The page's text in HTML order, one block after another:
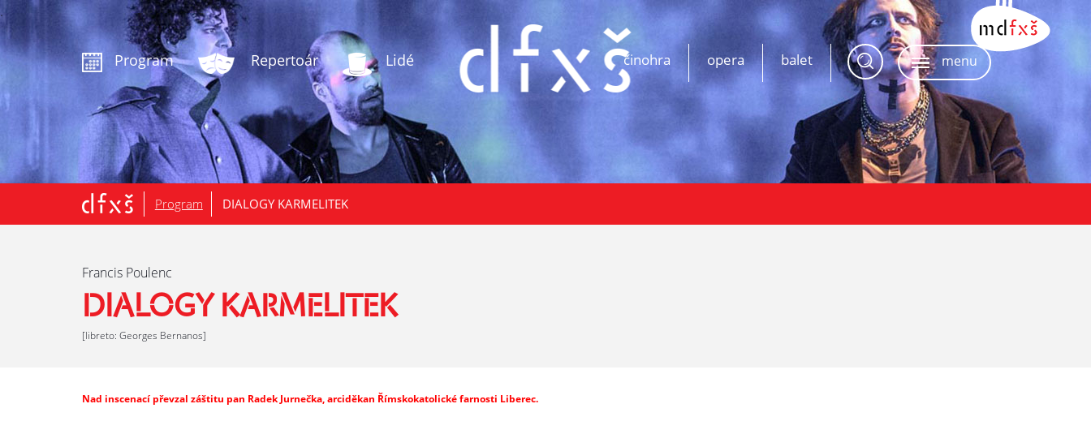
Program Repertoár Lidé menu
balet
opera
činohra
.
Program DIALOGY KARMELITEK
Francis Poulenc
DIALOGY KARMELITEK
[libreto: Georges Bernanos]
Nad inscenací převzal záštitu pan Radek Jurnečka, arciděkan Římskokatolické farnosti Liberec.